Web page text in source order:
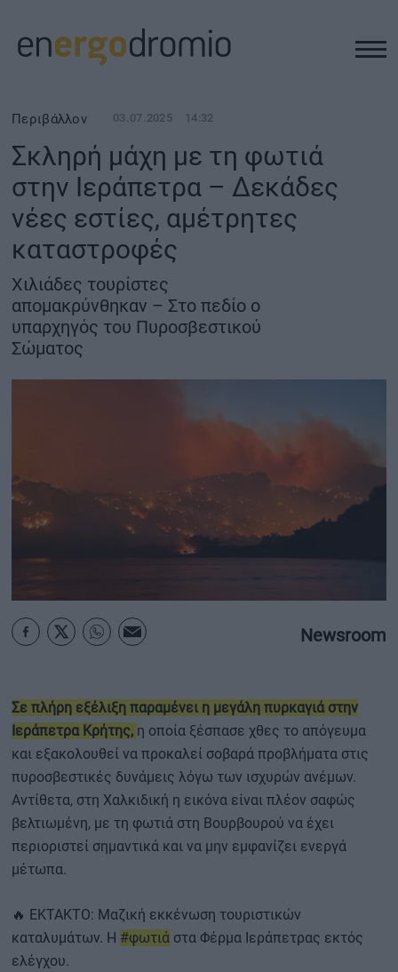
ΥΠΟΔΟΜΕΣ
REAL ESTATE
ΠΕΡΙΒΑΛΛΟΝ
ΕΝΕΡΓΕΙΑ
ΜΕΤΑΦΟΡΕΣ - ΗΛΕΚΤΡΟΚΙΝΗΣΗ
ΨΗΦΙΑΚΟΣ ΚΟΣΜΟΣ
ΟΙΚΟΝΟΜΙΑ - ΕΠΙΧΕΙΡΗΣΕΙΣ
MY PROPERTY
ΚΑΡΑΜΠΟΛΕΣ
Περιβάλλον 03.07.2025 14:32
Σκληρή μάχη με τη φωτιά
στην Ιεράπετρα – Δεκάδες
νέες εστίες, αμέτρητες
καταστροφές
Χιλιάδες τουρίστες
απομακρύνθηκαν – Στο πεδίο ο
υπαρχηγός του Πυροσβεστικού
Σώματος
Newsroom
Σε πλήρη εξέλιξη παραμένει η μεγάλη πυρκαγιά στην
Ιεράπετρα Κρήτης, η οποία ξέσπασε χθες το απόγευμα
και εξακολουθεί να προκαλεί σοβαρά προβλήματα στις
πυροσβεστικές δυνάμεις λόγω των ισχυρών ανέμων.
Αντίθετα, στη Χαλκιδική η εικόνα είναι πλέον σαφώς
βελτιωμένη, με τη φωτιά στη Βουρβουρού να έχει
περιοριστεί σημαντικά και να μην εμφανίζει ενεργά
μέτωπα.
🔥 ΕΚΤΑΚΤΟ: Μαζική εκκένωση τουριστικών
καταλυμάτων. Η #φωτιά στα Φέρμα Ιεράπετρας εκτός
ελέγχου.